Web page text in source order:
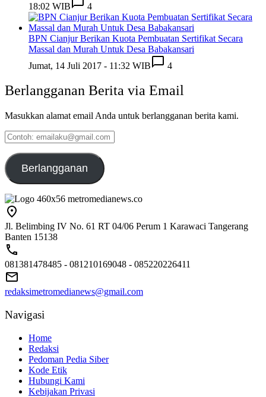
18:02 WIB
4
BPN Cianjur Berikan Kuota Pembuatan Sertifikat Secara
Massal dan Murah Untuk Desa Babakansari
Jumat, 14 Juli 2017 - 11:32 WIB
4
Berlangganan Berita via Email
Masukkan alamat email Anda untuk berlangganan berita kami.
Contoh:
emailaku@gmail.com
Berlangganan
Jl. Belimbing IV No. 61 RT 04/06 Perum 1 Karawaci Tangerang
Banten 15138
081381478485 - 081210169048 - 085220226411
redaksimetromedianews@gmail.com
Navigasi
Home
Redaksi
Pedoman Pedia Siber
Kode Etik
Hubungi Kami
Kebijakan Privasi